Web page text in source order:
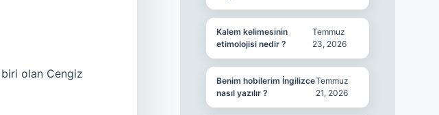
olan Cengiz
Kalem kelimesinin
etimolojisi nedir ?
Temmuz
23, 2026
Benim hobilerim İngilizce
nasıl yazılır ?
Temmuz
21, 2026